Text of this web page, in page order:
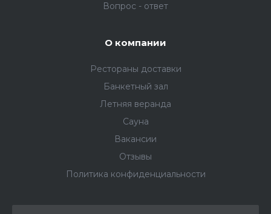
Вопрос - ответ
О компании
Рестораны доставки
Банкетный зал
Летняя веранда
Сауна
Вакансии
Отзывы
Политика конфиденциальности